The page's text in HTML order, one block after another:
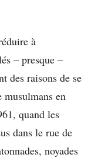
à
– presque –
des raisons de se
en
quand les
dans le rue de
noyades